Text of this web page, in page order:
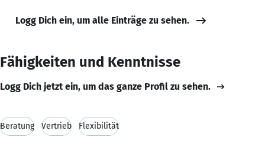
Logg Dich ein, um alle Einträge zu sehen.
Fähigkeiten und Kenntnisse
Logg Dich jetzt ein, um das ganze Profil zu sehen.
Beratung Vertrieb Flexibilität